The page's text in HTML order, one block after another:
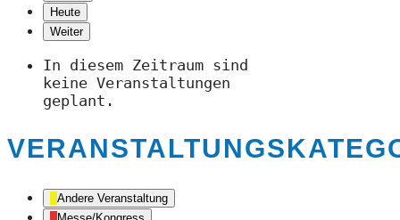
Heute
Weiter
In diesem Zeitraum sind
keine Veranstaltungen
geplant.
Andere Veranstaltung